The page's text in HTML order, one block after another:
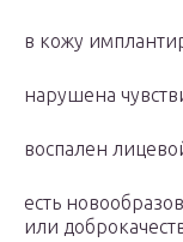
в кожу
нарушена
воспален
есть
или